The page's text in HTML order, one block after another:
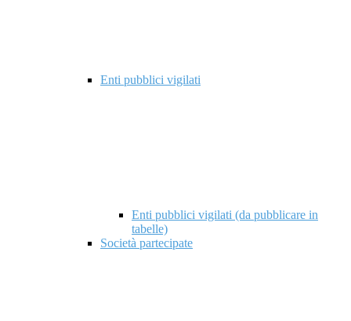
Enti pubblici vigilati
Enti pubblici vigilati (da pubblicare in
tabelle)
Società partecipate